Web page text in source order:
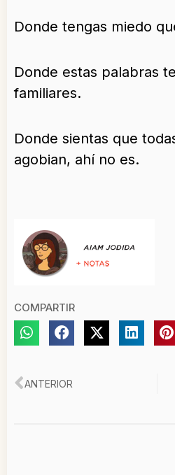
Donde tengas miedo
Donde estas palabras
familiares.
Donde sientas que
agobian, ahí no es.
COMPARTIR
Ant
ANTERIOR